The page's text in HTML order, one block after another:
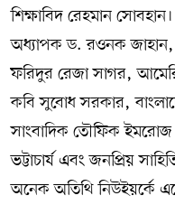
শিক্ষাবিদ রেহমান
অধ্যাপক ড. রওনক জাহান,
ফরিদুর রেজা সাগর,
কবি সুবোধ সরকার,
সাংবাদিক তৌফিক ইমরোজ
ভট্টাচার্য এবং জনপ্রিয়
অনেক অতিথি নিউইয়র্কে